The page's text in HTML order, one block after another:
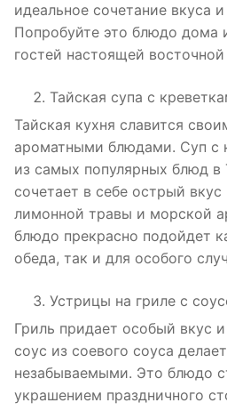
идеальное сочетание вкуса
Попробуйте это блюдо дома
гостей настоящей
Тайская супа с
Тайская кухня славится
ароматными блюдами. Суп с
из самых популярных блюд в
сочетает в себе острый
лимонной травы и морской
блюдо прекрасно подойдет
обеда, так и для особого
Устрицы на гриле с
Гриль придает особый вкус
соус из соевого соуса
незабываемыми. Это блюдо
украшением праздничного